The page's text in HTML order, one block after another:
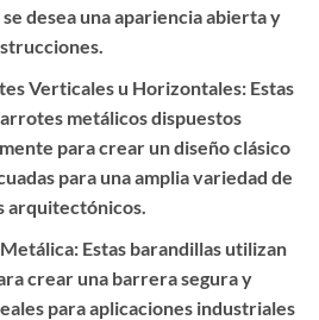
desea una apariencia abierta y
Verticales u Horizontales: Estas
metálicos dispuestos
para crear un diseño clásico
para una amplia variedad de
arquitectónicos.
Estas barandillas utilizan
crear una barrera segura y
para aplicaciones industriales